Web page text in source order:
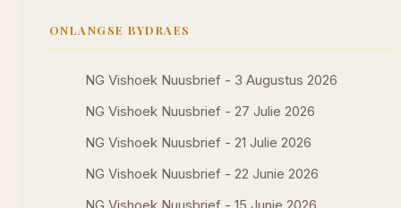
ONLANGSE BYDRAES
NG Vishoek Nuusbrief - 3 Augustus 2026
NG Vishoek Nuusbrief - 27 Julie 2026
NG Vishoek Nuusbrief - 21 Julie 2026
NG Vishoek Nuusbrief - 22 Junie 2026